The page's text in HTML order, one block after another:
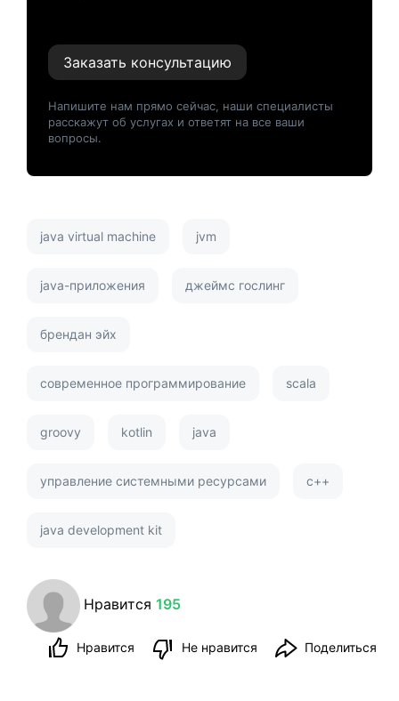
Заказать консультацию
Напишите нам прямо сейчас, наши специалисты
расскажут об услугах и ответят на все ваши
вопросы.
java virtual machine jvm
java-приложения джеймс гослинг
брендан эйх
современное программирование scala
groovy kotlin java
управление системными ресурсами c++
java development kit
Нравится 195
Нравится Не нравится Поделиться